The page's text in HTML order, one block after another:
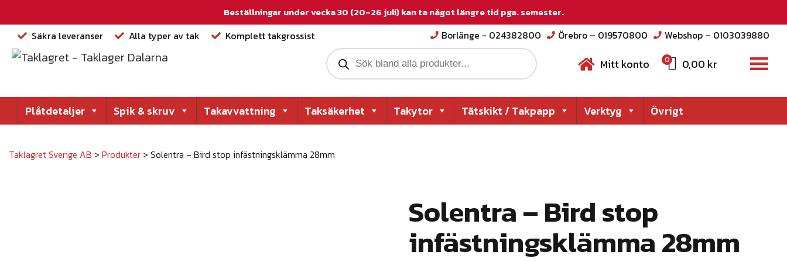
Beställningar under vecka 30 (20–26 juli) kan ta något längre tid pga. semester.
Säkra leveranser Alla typer av tak Komplett takgrossist Borlänge - 024382800 Örebro – 019570800 Webshop – 0103039880
P
r
o
u
c
t
e
Mitt konto 0 0,00 kr
Plåtdetaljer Spik & skruv Takavvattning Taksäkerhet Takytor Tätskikt / Takpapp Verktyg Övrigt
Taklagret Sverige AB > Produkter > Solentra – Bird stop infästningsklämma 28mm
Solentra – Bird stop
infästningsklämma 28mm